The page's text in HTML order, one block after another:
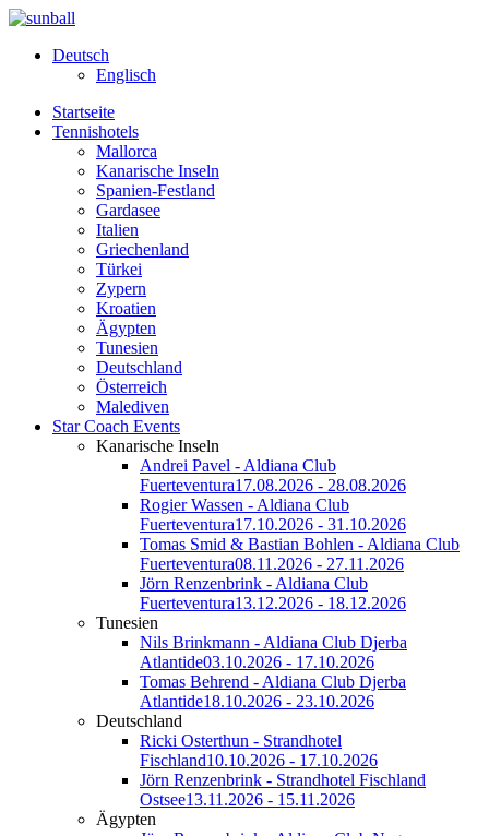
Deutsch
Englisch
Startseite
Tennishotels
Mallorca
Kanarische Inseln
Spanien-Festland
Gardasee
Italien
Griechenland
Türkei
Zypern
Kroatien
Ägypten
Tunesien
Deutschland
Österreich
Malediven
Star Coach Events
Kanarische Inseln
Andrei Pavel - Aldiana Club
Fuerteventura17.08.2026 - 28.08.2026
Rogier Wassen - Aldiana Club
Fuerteventura17.10.2026 - 31.10.2026
Tomas Smid & Bastian Bohlen - Aldiana Club
Fuerteventura08.11.2026 - 27.11.2026
Jörn Renzenbrink - Aldiana Club
Fuerteventura13.12.2026 - 18.12.2026
Tunesien
Nils Brinkmann - Aldiana Club Djerba
Atlantide03.10.2026 - 17.10.2026
Tomas Behrend - Aldiana Club Djerba
Atlantide18.10.2026 - 23.10.2026
Deutschland
Ricki Osterthun - Strandhotel
Fischland10.10.2026 - 17.10.2026
Jörn Renzenbrink - Strandhotel Fischland
Ostsee13.11.2026 - 15.11.2026
Ägypten